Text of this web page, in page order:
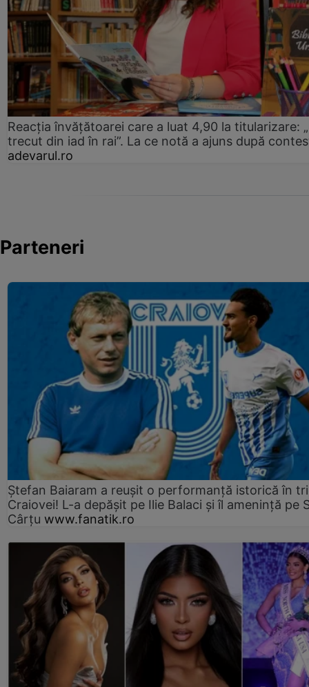
Reacția învățătoarei care a luat 4,90 la titularizare:
trecut din iad în rai”. La ce notă a ajuns după
adevarul.ro
Parteneri
Ștefan Baiaram a reușit o performanță istorică în
Craiovei! L-a depășit pe Ilie Balaci și îl amenință pe
Cârțu www.fanatik.ro